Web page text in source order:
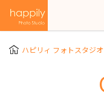
ハピリィ フォトスタジオ